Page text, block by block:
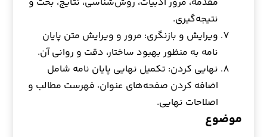
نتیجه‌گیری.
ویرایش و بازنگری: مرور و ویرایش متن پایان
نامه به منظور بهبود ساختار، دقت و روانی آن.
نهایی کردن: تکمیل نهایی پایان نامه شامل
اضافه کردن صفحه‌های عنوان، فهرست مطالب و
اصلاحات نهایی.
موضوع